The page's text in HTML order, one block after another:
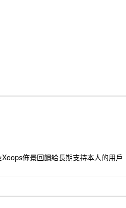
佈景回饋給長期支持本人的用戶